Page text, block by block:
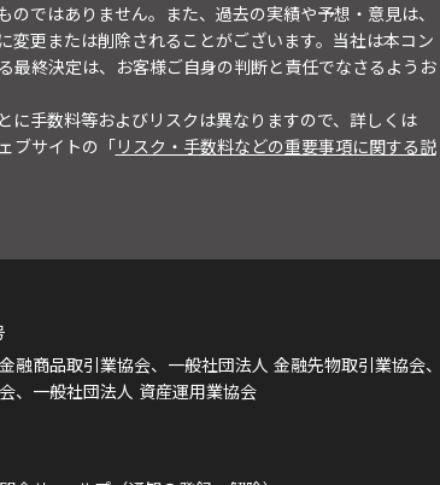
ではありません。また、過去の実績や予想・意見は、
更または削除されることがございます。当社は本コン
最終決定は、お客様ご自身の判断と責任でなさるようお
手数料等およびリスクは異なりますので、詳しくは
ブサイトの「リスク・手数料などの重要事項に関する説
融商品取引業協会、一般社団法人 金融先物取引業協会、
、一般社団法人 資産運用業協会